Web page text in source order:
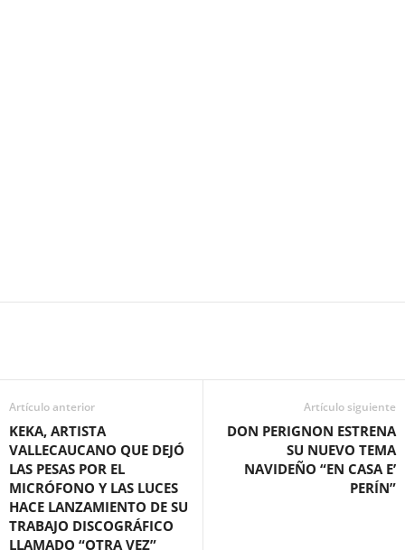
Artículo anterior
KEKA, ARTISTA
VALLECAUCANO QUE DEJÓ
LAS PESAS POR EL
MICRÓFONO Y LAS LUCES
HACE LANZAMIENTO DE SU
TRABAJO DISCOGRÁFICO
LLAMADO “OTRA VEZ”
Artículo siguiente
DON PERIGNON ESTRENA
SU NUEVO TEMA
NAVIDEÑO “EN CASA E’
PERÍN”